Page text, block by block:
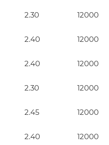
2.30 12000
2.40 12000
2.40 12000
2.30 12000
2.45 12000
2.40 12000